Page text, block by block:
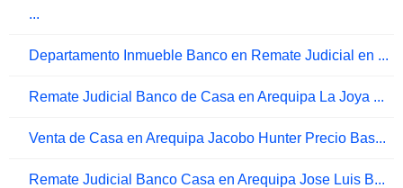
...
Departamento Inmueble Banco en Remate Judicial en ...
Remate Judicial Banco de Casa en Arequipa La Joya ...
Venta de Casa en Arequipa Jacobo Hunter Precio Bas...
Remate Judicial Banco Casa en Arequipa Jose Luis B...